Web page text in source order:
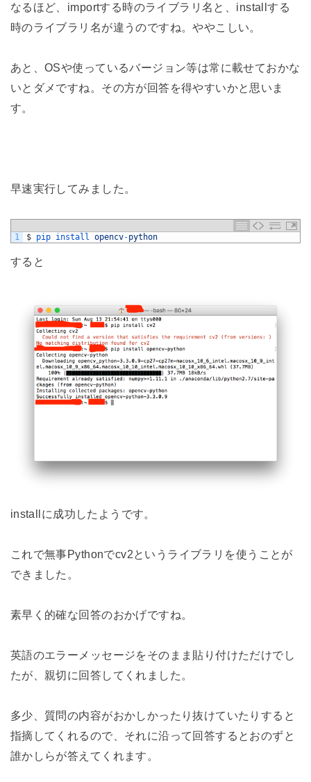
なるほど、importする時のライブラリ名と、installする
時のライブラリ名が違うのですね。ややこしい。
あと、OSや使っているバージョン等は常に載せておかな
いとダメですね。その方が回答を得やすいかと思いま
す。
早速実行してみました。
1 $ pip install opencv-python
すると
installに成功したようです。
これで無事Pythonでcv2というライブラリを使うことが
できました。
素早く的確な回答のおかげですね。
英語のエラーメッセージをそのまま貼り付けただけでし
たが、親切に回答してくれました。
多少、質問の内容がおかしかったり抜けていたりすると
指摘してくれるので、それに沿って回答するとおのずと
誰かしらが答えてくれます。